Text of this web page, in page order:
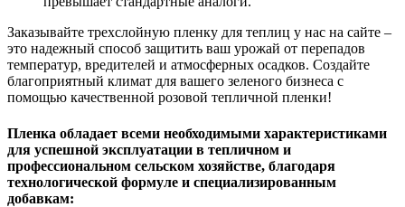
Заказывайте трехслойную пленку для теплиц у нас на сайте –
это надежный способ защитить ваш урожай от перепадов
температур, вредителей и атмосферных осадков. Создайте
благоприятный климат для вашего зеленого бизнеса с
помощью качественной розовой тепличной пленки!
Пленка обладает всеми необходимыми характеристиками
для успешной эксплуатации в тепличном и
профессиональном сельском хозяйстве, благодаря
технологической формуле и специализированным
добавкам: